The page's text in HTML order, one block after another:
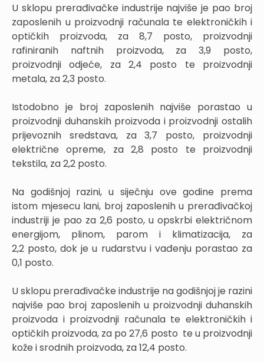
U sklopu prerađivačke industrije najviše je pao broj
zaposlenih u proizvodnji računala te elektroničkih i
optičkih proizvoda, za 8,7 posto, proizvodnji
rafiniranih naftnih proizvoda, za 3,9 posto,
proizvodnji odjeće, za 2,4 posto te proizvodnji
metala, za 2,3 posto.
Istodobno je broj zaposlenih najviše porastao u
proizvodnji duhanskih proizvoda i proizvodnji ostalih
prijevoznih sredstava, za 3,7 posto, proizvodnji
električne opreme, za 2,8 posto te proizvodnji
tekstila, za 2,2 posto.
Na godišnjoj razini, u siječnju ove godine prema
istom mjesecu lani, broj zaposlenih u prerađivačkoj
industriji je pao za 2,6 posto, u opskrbi električnom
energijom, plinom, parom i klimatizacija, za
2,2 posto, dok je u rudarstvu i vađenju porastao za
0,1 posto.
U sklopu prerađivačke industrije na godišnjoj je razini
najviše pao broj zaposlenih u proizvodnji duhanskih
proizvoda i proizvodnji računala te elektroničkih i
optičkih proizvoda, za po 27,6 posto te u proizvodnji
kože i srodnih proizvoda, za 12,4 posto.